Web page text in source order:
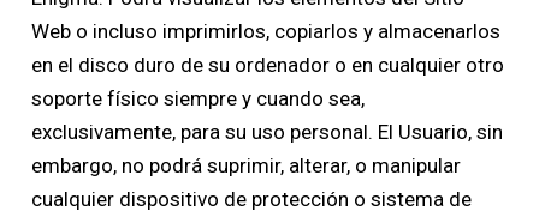
Web o incluso imprimirlos, copiarlos y almacenarlos
en el disco duro de su ordenador o en cualquier otro
soporte físico siempre y cuando sea,
exclusivamente, para su uso personal. El Usuario, sin
embargo, no podrá suprimir, alterar, o manipular
cualquier dispositivo de protección o sistema de